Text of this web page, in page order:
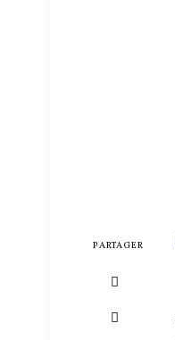
PARTAGER